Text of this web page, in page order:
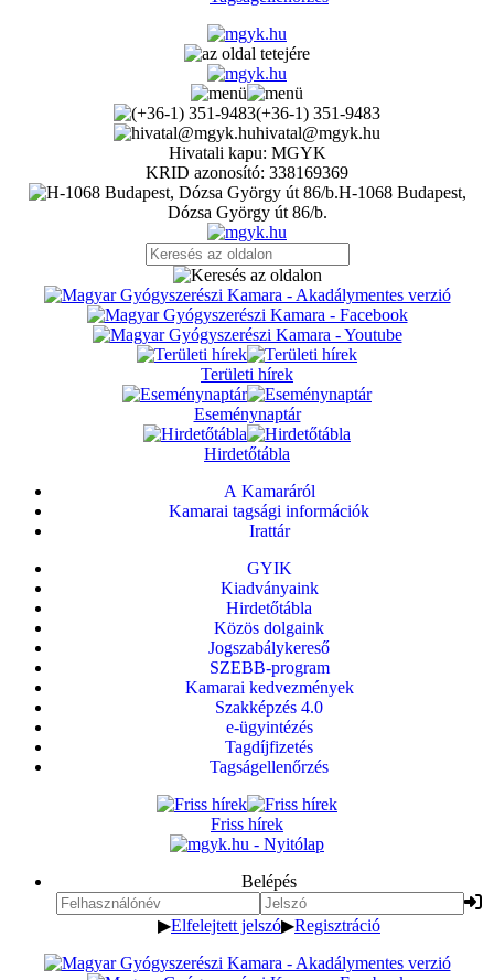
(+36-1) 351-9483
hivatal@mgyk.hu
Hivatali kapu: MGYK
KRID azonosító: 338169369
H-1068 Budapest,
Dózsa György út 86/b.
Területi hírek
Eseménynaptár
Hirdetőtábla
A Kamaráról
Kamarai tagsági információk
Irattár
GYIK
Kiadványaink
Hirdetőtábla
Közös dolgaink
Jogszabálykereső
SZEBB-program
Kamarai kedvezmények
Szakképzés 4.0
e-ügyintézés
Tagdíjfizetés
Tagságellenőrzés
Friss hírek
Belépés
▶Elfelejtett jelszó▶Regisztráció